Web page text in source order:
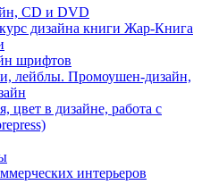
СD и DVD
дизайна книги Жар-Книга
шрифтов
лейблы. Промоушен-дизайн,
цвет в дизайне, работа с
интерьеров